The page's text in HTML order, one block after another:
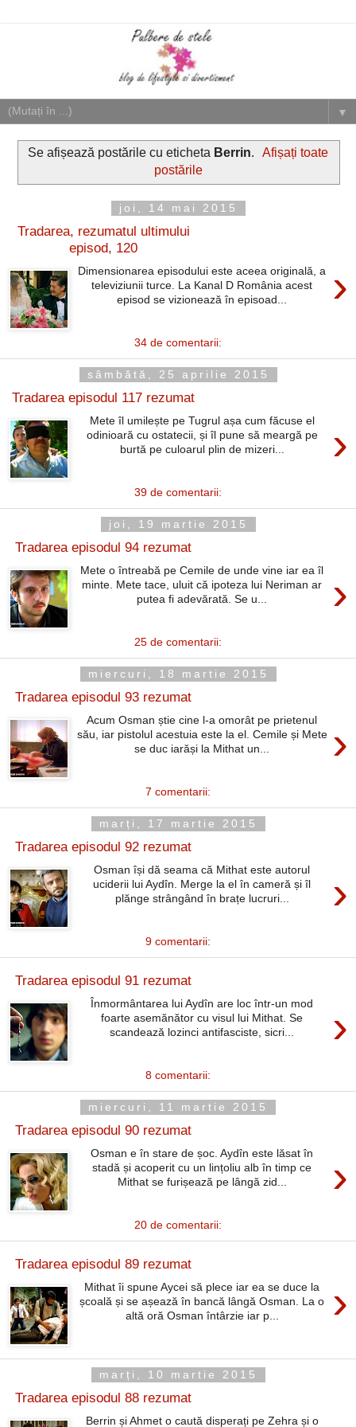
▼
Se afișează postările cu eticheta Berrin.
Afișați toate
postările
joi, 14 mai 2015
Tradarea, rezumatul ultimului
episod, 120
›
Dimensionarea episodului este aceea originală, a
televiziunii turce. La Kanal D România acest
episod se vizionează în episoad...
34 de comentarii:
sâmbătă, 25 aprilie 2015
Tradarea episodul 117 rezumat
›
Mete îl umilește pe Tugrul așa cum făcuse el
odinioară cu ostatecii, și îl pune să meargă pe
burtă pe culoarul plin de mizeri...
39 de comentarii:
joi, 19 martie 2015
Tradarea episodul 94 rezumat
›
Mete o întreabă pe Cemile de unde vine iar ea îl
minte. Mete tace, uluit că ipoteza lui Neriman ar
putea fi adevărată. Se u...
25 de comentarii:
miercuri, 18 martie 2015
Tradarea episodul 93 rezumat
›
Acum Osman știe cine l-a omorât pe prietenul
său, iar pistolul acestuia este la el. Cemile și Mete
se duc iarăși la Mithat un...
7 comentarii:
marți, 17 martie 2015
Tradarea episodul 92 rezumat
›
Osman își dă seama că Mithat este autorul
uciderii lui Aydîn. Merge la el în cameră și îl
plănge strângând în brațe lucruri...
9 comentarii:
Tradarea episodul 91 rezumat
›
Înmormântarea lui Aydîn are loc într-un mod
foarte asemănător cu visul lui Mithat. Se
scandează lozinci antifasciste, sicri...
8 comentarii:
miercuri, 11 martie 2015
Tradarea episodul 90 rezumat
›
Osman e în stare de șoc. Aydîn este lăsat în
stadă și acoperit cu un lințoliu alb în timp ce
Mithat se furișează pe lângă zid...
20 de comentarii:
Tradarea episodul 89 rezumat
›
Mithat îi spune Aycei să plece iar ea se duce la
școală și se așează în bancă lângă Osman. La o
altă oră Osman întârzie iar p...
marți, 10 martie 2015
Tradarea episodul 88 rezumat
Berrin și Ahmet o caută disperați pe Zehra și o